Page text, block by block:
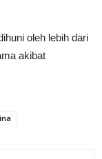
oleh lebih dari
akibat